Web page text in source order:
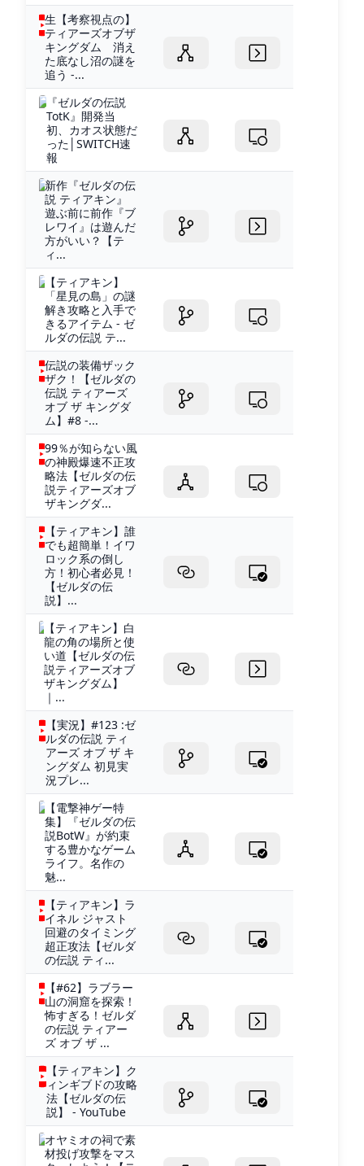
生【考察視点の】
ティアーズオブザ
キングダム 消え
た底なし沼の謎を
追う -...
『ゼルダの伝説
TotK』開発当
初、カオス状態だ
った│SWITCH速
報
新作『ゼルダの伝
説 ティアキン』
遊ぶ前に前作『ブ
レワイ』は遊んだ
方がいい？【テ
ィ...
【ティアキン】
「星見の島」の謎
解き攻略と入手で
きるアイテム - ゼ
ルダの伝説 テ...
伝説の装備ザック
ザク！【ゼルダの
伝説 ティアーズ
オブ ザ キングダ
ム】#8 -...
99％が知らない風
の神殿爆速不正攻
略法【ゼルダの伝
説ティアーズオブ
ザキングダ...
【ティアキン】誰
でも超簡単！イワ
ロック系の倒し
方！初心者必見！
【ゼルダの伝
説】...
【ティアキン】白
龍の角の場所と使
い道【ゼルダの伝
説ティアーズオブ
ザキングダム】
｜...
【実況】#123 :ゼ
ルダの伝説 ティ
アーズ オブ ザ キ
ングダム 初見実
況プレ...
【電撃神ゲー特
集】『ゼルダの伝
説BotW』が約束
する豊かなゲーム
ライフ。名作の
魅...
【ティアキン】ラ
イネル ジャスト
回避のタイミング
超正攻法【ゼルダ
の伝説 ティ...
【#62】ラブラー
山の洞窟を探索！
怖すぎる！ゼルダ
の伝説 ティアー
ズ オブ ザ ...
【ティアキン】ク
ィンギブドの攻略
法【ゼルダの伝
説】 - YouTube
オヤミオの祠で素
材投げ攻撃をマス